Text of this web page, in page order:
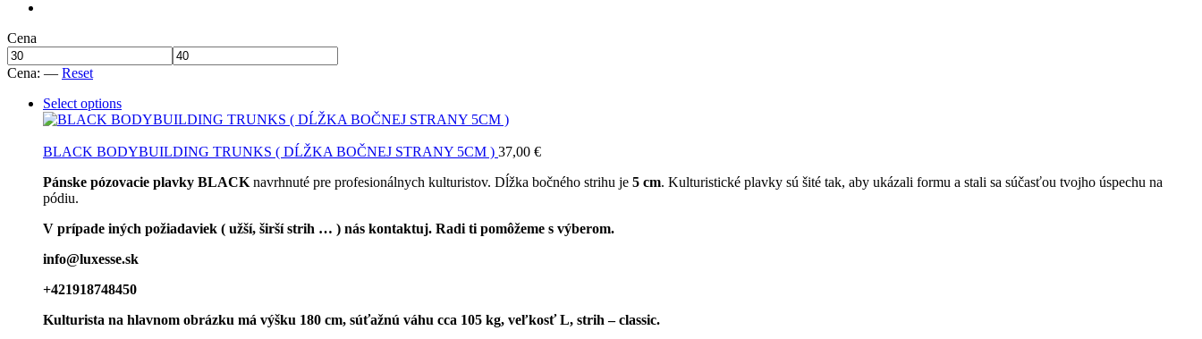
Cena
Cena: — Reset
Select options
BLACK BODYBUILDING TRUNKS ( DĹŽKA BOČNEJ STRANY 5CM ) 37,00 €
Pánske pózovacie plavky BLACK navrhnuté pre profesionálnych kulturistov. Dĺžka bočného strihu je 5 cm. Kulturistické plavky sú šité tak, aby ukázali formu a stali sa súčasťou tvojho úspechu na
pódiu.
V prípade iných požiadaviek ( užší, širší strih … ) nás kontaktuj. Radi ti pomôžeme s výberom.
info@luxesse.sk
+421918748450
Kulturista na hlavnom obrázku má výšku 180 cm, súťažnú váhu cca 105 kg, veľkosť L, strih – classic.